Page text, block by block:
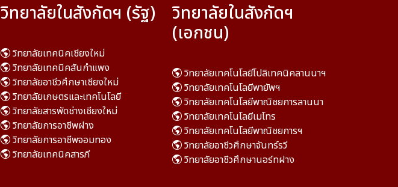
วิทยาลัยในสังกัดฯ (รัฐ)
วิทยาลัยเทคนิคเชียงใหม่
วิทยาลัยเทคนิคสันกำแพง
วิทยาลัยอาชีวศึกษาเชียงใหม่
วิทยาลัยเกษตรและเทคโนโลยี
วิทยาลัยสารพัดช่างเชียงใหม่
วิทยาลัยการอาชีพฝาง
วิทยาลัยการอาชีพจอมทอง
วิทยาลัยเทคนิคสารภี
วิทยาลัยในสังกัดฯ
(เอกชน)
วิทยาลัยเทคโนโลยีโปลิเทคนิคลานนาฯ
วิทยาลัยเทคโนโลยีพายัพฯ
วิทยาลัยเทคโนโลยีพาณิชยการลานนา
วิทยาลัยเทคโนโลยีเมโทร
วิทยาลัยเทคโนโลยีพาณิชยการฯ
วิทยาลัยอาชีวศึกษาจันทร์รวี
วิทยาลัยอาชีวศึกษานอร์ทฝาง